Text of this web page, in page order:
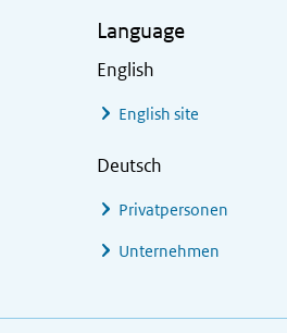
Language
English
English site
Deutsch
Privatpersonen
Unternehmen